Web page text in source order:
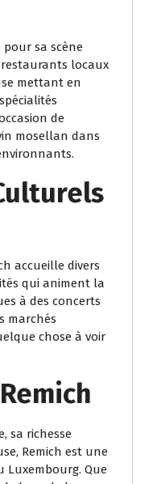
pour sa scène
restaurants locaux
mettant en
de
mosellan dans
accueille divers
qui animent la
à des concerts
marchés
chose à voir
sa richesse
Remich est une
Que